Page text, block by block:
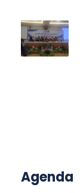
Agenda